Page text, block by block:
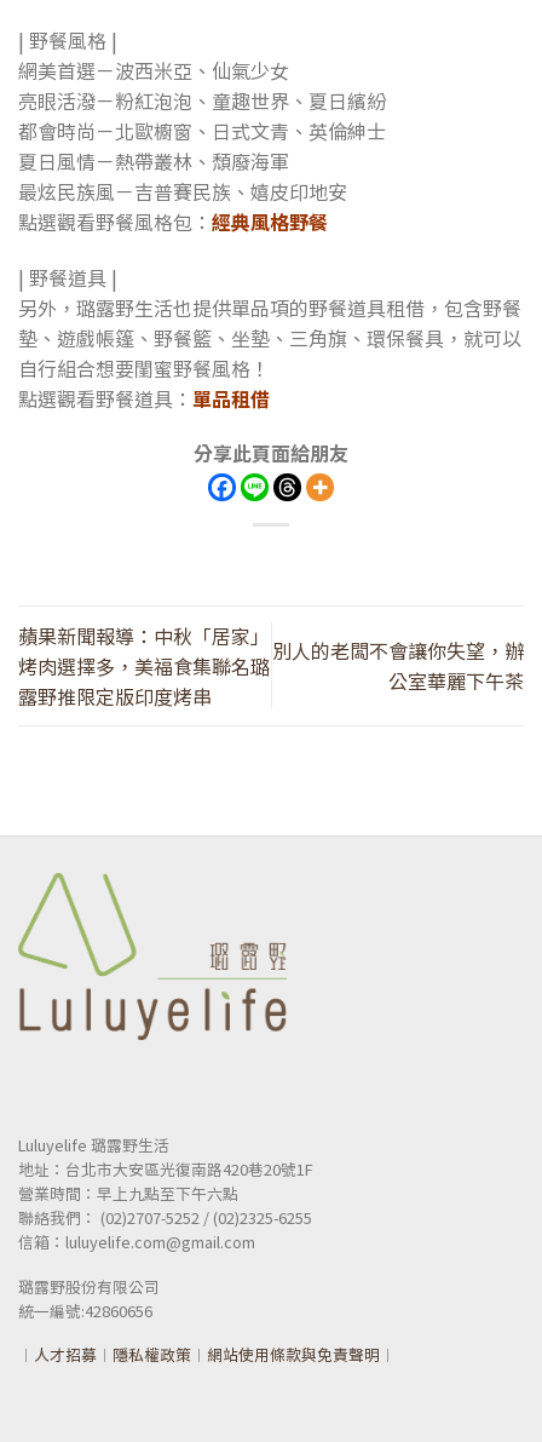
| 野餐風格 |
網美首選－波西米亞、仙氣少女
亮眼活潑－粉紅泡泡、童趣世界、夏日繽紛
都會時尚－北歐櫥窗、日式文青、英倫紳士
夏日風情－熱帶叢林、頹廢海軍
最炫民族風－吉普賽民族、嬉皮印地安
點選觀看野餐風格包： 經典風格野餐
| 野餐道具 |
另外，璐露野生活也提供單品項的野餐道具租借，包含野餐
墊、遊戲帳篷、野餐籃、坐墊、三角旗、環保餐具，就可以
自行組合想要閨蜜野餐風格！
點選觀看野餐道具： 單品租借
分享此頁面給朋友
蘋果新聞報導：中秋「居家」
烤肉選擇多，美福食集聯名璐
露野推限定版印度烤串
別人的老闆不會讓你失望，辦
公室華麗下午茶
Luluyelife 璐露野生活
地址：台北市大安區光復南路420巷20號1F
營業時間：早上九點至下午六點
聯絡我們： (02)2707-5252 / (02)2325-6255
信箱：luluyelife.com@gmail.com
璐露野股份有限公司
統一編號:42860656
︱ 人才招募 ︱ 隱私權政策 ︱ 網站使用條款與免責聲明 ︱